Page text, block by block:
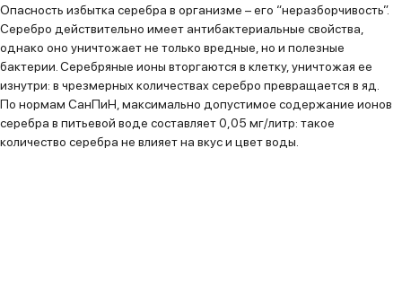
Опасность избытка серебра в организме – его “неразборчивость”.
Серебро действительно имеет антибактериальные свойства,
однако оно уничтожает не только вредные, но и полезные
бактерии. Серебряные ионы вторгаются в клетку, уничтожая ее
изнутри: в чрезмерных количествах серебро превращается в яд.
По нормам СанПиН, максимально допустимое содержание ионов
серебра в питьевой воде составляет 0,05 мг/литр: такое
количество серебра не влияет на вкус и цвет воды.